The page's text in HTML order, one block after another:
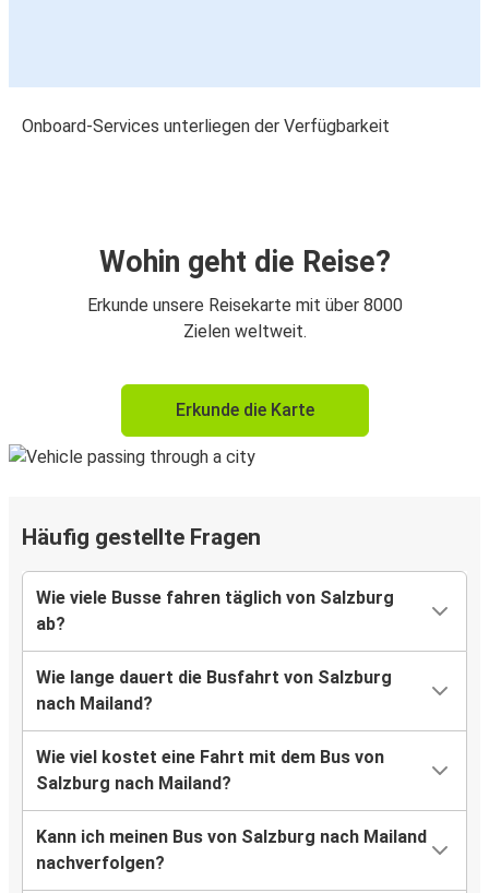
Onboard-Services unterliegen der Verfügbarkeit
Wohin geht die Reise?
Erkunde unsere Reisekarte mit über 8000
Zielen weltweit.
Erkunde die Karte
Häufig gestellte Fragen
Wie viele Busse fahren täglich von Salzburg
ab?
Wie lange dauert die Busfahrt von Salzburg
nach Mailand?
Wie viel kostet eine Fahrt mit dem Bus von
Salzburg nach Mailand?
Kann ich meinen Bus von Salzburg nach Mailand
nachverfolgen?